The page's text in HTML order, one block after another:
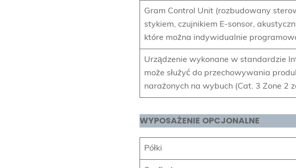
Gram Control Unit (rozbudowany
stykiem, czujnikiem E-sonsor,
które można indywidualnie
Urządzenie wykonane w standardzie
może służyć do przechowywania
narażonych na wybuch (Cat. 3 Zone 2
WYPOSAŻENIE OPCJONALNE
Półki